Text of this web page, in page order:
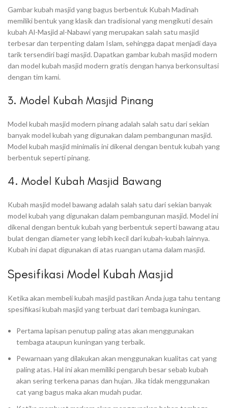
Gambar kubah masjid yang bagus berbentuk Kubah Madinah
memiliki bentuk yang klasik dan tradisional yang mengikuti desain
kubah Al-Masjid al-Nabawi yang merupakan salah satu masjid
terbesar dan terpenting dalam Islam, sehingga dapat menjadi daya
tarik tersendiri bagi masjid. Dapatkan gambar kubah masjid modern
dan model kubah masjid modern gratis dengan hanya berkonsultasi
dengan tim kami.
3. Model Kubah Masjid Pinang
Model kubah masjid modern pinang adalah salah satu dari sekian
banyak model kubah yang digunakan dalam pembangunan masjid.
Model kubah masjid minimalis ini dikenal dengan bentuk kubah yang
berbentuk seperti pinang.
4. Model Kubah Masjid Bawang
Kubah masjid model bawang adalah salah satu dari sekian banyak
model kubah yang digunakan dalam pembangunan masjid. Model ini
dikenal dengan bentuk kubah yang berbentuk seperti bawang atau
bulat dengan diameter yang lebih kecil dari kubah-kubah lainnya.
Kubah ini dapat digunakan di atas ruangan utama dalam masjid.
Spesifikasi Model Kubah Masjid
Ketika akan membeli kubah masjid pastikan Anda juga tahu tentang
spesifikasi kubah masjid yang terbuat dari tembaga kuningan.
Pertama lapisan penutup paling atas akan menggunakan
tembaga ataupun kuningan yang terbaik.
Pewarnaan yang dilakukan akan menggunakan kualitas cat yang
paling atas. Hal ini akan memiliki pengaruh besar sebab kubah
akan sering terkena panas dan hujan. Jika tidak menggunakan
cat yang bagus maka akan mudah pudar.